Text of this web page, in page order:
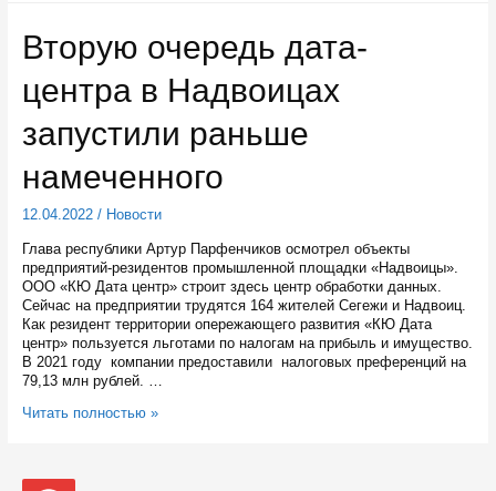
минимизировали
наценки
на
ряд
Вторую очередь дата-
центра в Надвоицах
запустили раньше
намеченного
12.04.2022/ Новости
Глава республики Артур Парфенчиков осмотрел объекты
предприятий-резидентов промышленной площадки «Надвоицы».
ООО «КЮ Дата центр» строит здесь центр обработки данных.
Сейчас на предприятии трудятся 164 жителей Сегежи и Надвоиц.
Как резидент территории опережающего развития «КЮ Дата
центр» пользуется льготами по налогам на прибыль и имущество.
В 2021 году компании предоставили налоговых преференций на
79,13 млн рублей. …
Вторую
Читать полностью »